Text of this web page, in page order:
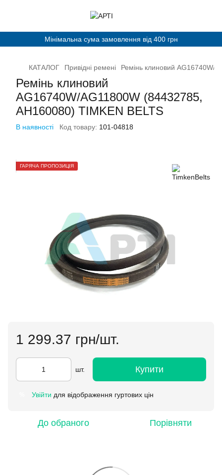
Мінімальна сума замовлення від 400 грн
КАТАЛОГ Привідні ремені Ремінь клиновий AG16740W/
Ремінь клиновий
AG16740W/AG11800W (84432785,
AH160080) TIMKEN BELTS
В наявності Код товару: 101-04818
ГАРЯЧА ПРОПОЗИЦІЯ
1 299.37 грн/шт.
шт. Купити
Увійти для відображення гуртових цін
До обраного Порівняти